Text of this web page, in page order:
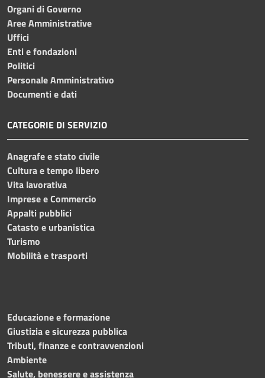
Organi di Governo
Aree Amministrative
Uffici
Enti e fondazioni
Politici
Personale Amministrativo
Documenti e dati
CATEGORIE DI SERVIZIO
Anagrafe e stato civile
Cultura e tempo libero
Vita lavorativa
Imprese e Commercio
Appalti pubblici
Catasto e urbanistica
Turismo
Mobilità e trasporti
Educazione e formazione
Giustizia e sicurezza pubblica
Tributi, finanze e contravvenzioni
Ambiente
Salute, benessere e assistenza